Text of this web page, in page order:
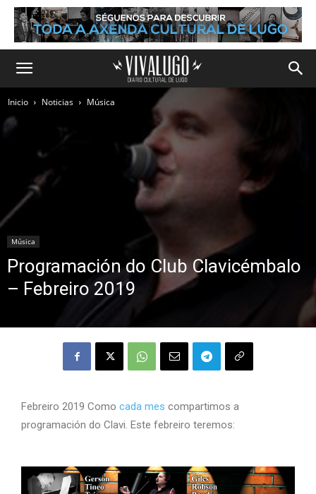
Inicio Noticias Música
Música
Programación do Club Clavicémbalo
– Febreiro 2019
Febreiro 2019 Como cada mes compartimos a
programación do Clavi. Este febreiro teremos: